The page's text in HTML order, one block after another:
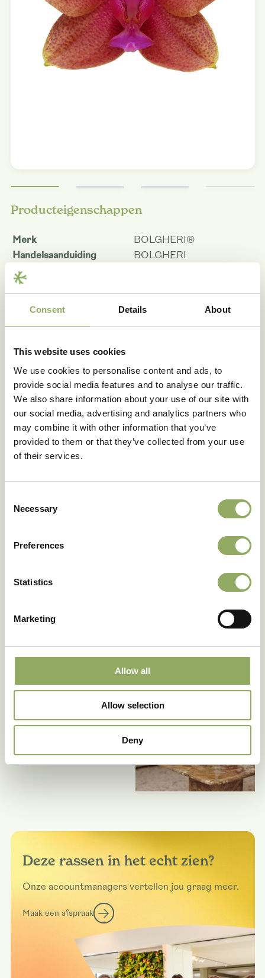
Consent Details About
This website uses cookies
We use cookies to personalise content and ads, to
provide social media features and to analyse our traffic.
We also share information about your use of our site with
our social media, advertising and analytics partners who
may combine it with other information that you’ve
provided to them or that they’ve collected from your use
of their services.
Selection
Necessary
Preferences
Statistics
Marketing
Allow all
Allow selection
Deny
Producteigenschappen
Merk
BOLGHERI®
Handelsaanduiding
BOLGHERI
Hoofdkleur
Lipkleur
Bloemmaat 9 cm
Planthoogte pot maat 9 -
cm
45
Planthoogte pot maat 12 -
cm
50
Houdbaarheid - dagen
133
Rasnaam
VBN code
126340
Download als PDF
Fotobibliotheek
Deze rassen in het echt zien?
Onze accountmanagers vertellen jou graag meer.
Maak een afspraak